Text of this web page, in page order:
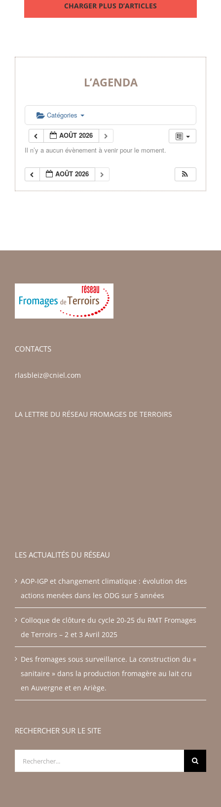
CHARGER PLUS D’ARTICLES
L’AGENDA
Catégories
AOÛT 2026
Il n’y a aucun évènement à venir pour le moment.
AOÛT 2026
CONTACTS
rlasbleiz@cniel.com
LA LETTRE DU RÉSEAU FROMAGES DE TERROIRS
LES ACTUALITÉS DU RÉSEAU
AOP-IGP et changement climatique : évolution des
actions menées dans les ODG sur 5 années
Colloque de clôture du cycle 20-25 du RMT Fromages
de Terroirs – 2 et 3 Avril 2025
Des fromages sous surveillance. La construction du «
sanitaire » dans la production fromagère au lait cru
en Auvergne et en Ariège.
RECHERCHER SUR LE SITE
Rechercher: